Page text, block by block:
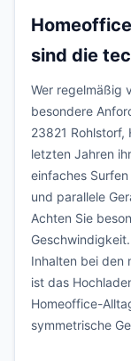
sind die
Wer regelmäßig
besondere
23821 Rohlstorf,
letzten Jahren
einfaches
und parallele
Achten Sie
Inhalten bei den
ist das
Homeoffice-
symmetrische